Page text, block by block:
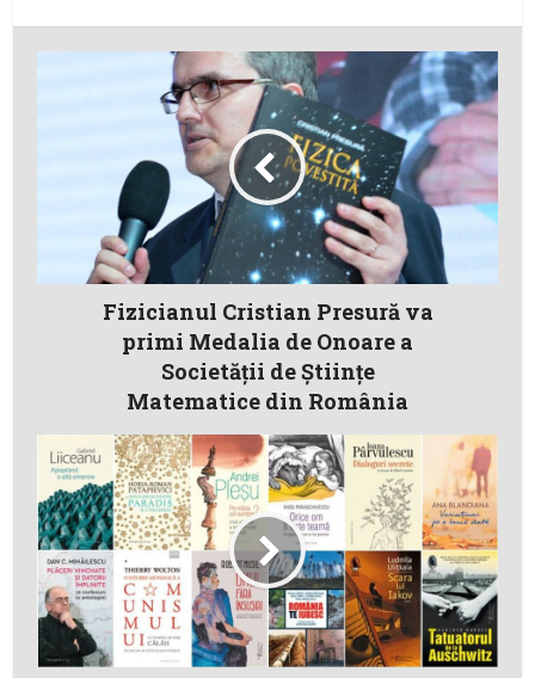
Fizicianul Cristian Presură va
primi Medalia de Onoare a
Societății de Științe
Matematice din România